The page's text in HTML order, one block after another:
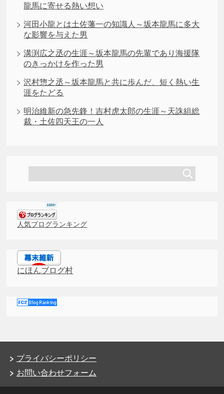
龍馬に寄せる熱い想い
河田小龍とは土佐藩一の知識人～坂本龍馬に多大
な影響を与えた男
溝渕広之丞の生涯～坂本龍馬の先輩であり海援隊
のきっかけを作った男
沢村惣之丞～坂本龍馬と共に歩んだ、短く熱い生
涯をたどる
明治維新の急先鋒！吉村虎太郎の生涯～天誅組総
裁・土佐四天王の一人
人気ブログランキング
にほんブログ村
プライバシーポリシー
お問い合わせフォーム